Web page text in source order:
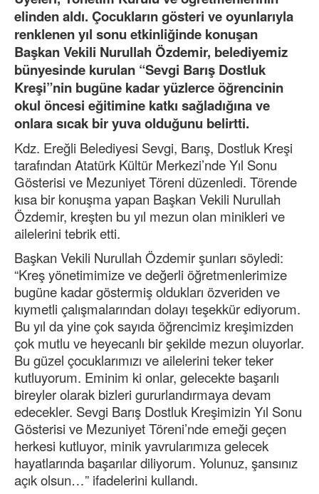
elinden aldı. Çocukların gösteri ve oyunlarıyla
renklenen yıl sonu etkinliğinde konuşan
Başkan Vekili Nurullah Özdemir, belediyemiz
bünyesinde kurulan “Sevgi Barış Dostluk
Kreşi”nin bugüne kadar yüzlerce öğrencinin
okul öncesi eğitimine katkı sağladığına ve
onlara sıcak bir yuva olduğunu belirtti.
Kdz. Ereğli Belediyesi Sevgi, Barış, Dostluk Kreşi
tarafından Atatürk Kültür Merkezi’nde Yıl Sonu
Gösterisi ve Mezuniyet Töreni düzenledi. Törende
kısa bir konuşma yapan Başkan Vekili Nurullah
Özdemir, kreşten bu yıl mezun olan minikleri ve
ailelerini tebrik etti.
Başkan Vekili Nurullah Özdemir şunları söyledi:
“Kreş yönetimimize ve değerli öğretmenlerimize
bugüne kadar göstermiş oldukları özveriden ve
kıymetli çalışmalarından dolayı teşekkür ediyorum.
Bu yıl da yine çok sayıda öğrencimiz kreşimizden
çok mutlu ve heyecanlı bir şekilde mezun oluyorlar.
Bu güzel çocuklarımızı ve ailelerini teker teker
kutluyorum. Eminim ki onlar, gelecekte başarılı
bireyler olarak bizleri gururlandırmaya devam
edecekler. Sevgi Barış Dostluk Kreşimizin Yıl Sonu
Gösterisi ve Mezuniyet Töreni’nde emeği geçen
herkesi kutluyor, minik yavrularımıza gelecek
hayatlarında başarılar diliyorum. Yolunuz, şansınız
açık olsun…” ifadelerini kullandı.